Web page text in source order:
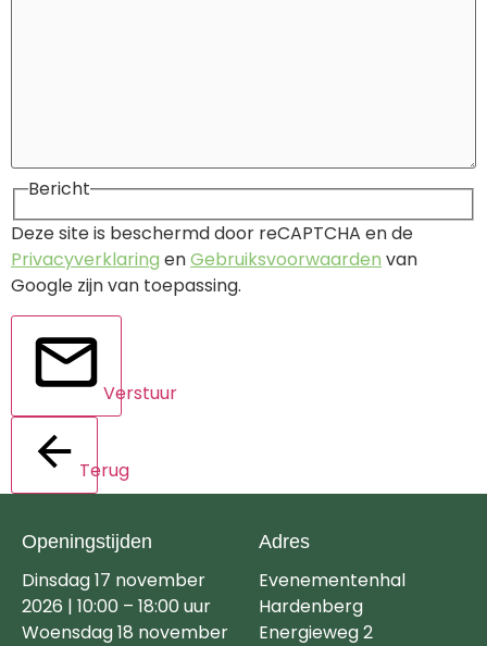
Bericht
Deze site is beschermd door reCAPTCHA en de
Privacyverklaring enGebruiksvoorwaarden van
Google zijn van toepassing.
Verstuur
Terug
Openingstijden
Dinsdag 17 november
2026 | 10:00 – 18:00 uur
Woensdag 18 november
Adres
Evenementenhal
Hardenberg
Energieweg 2